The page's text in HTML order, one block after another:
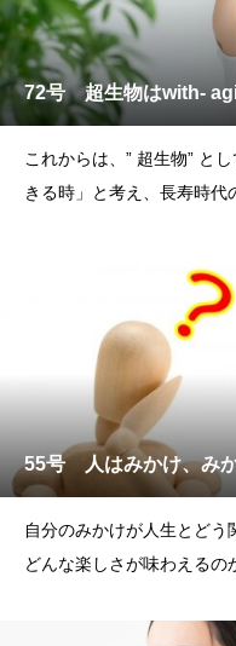
72号 超生物はwith-
これからは、” 超生物” と
きる時」と考え、長寿時代
55号 人はみかけ、み
自分のみかけが人生とど
どんな楽しさが味わえるの